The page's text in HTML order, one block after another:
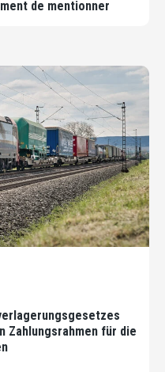
de mentionner
Zahlungsrahmen für die